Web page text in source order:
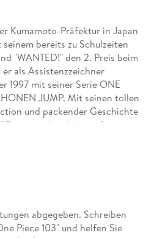
Kumamoto-Präfektur in Japan
bereits zu Schulzeiten
"WANTED!" den 2. Preis beim
als Assistenzzeichner
1997 mit seiner Serie ONE
JUMP. Mit seinen tollen
und packender Geschichte
eine unglaublich große
wurde als Anime
und den USA unzählige
sind mehrere Guides
WANTED
abgegeben. Schreiben
Piece 103" und helfen Sie